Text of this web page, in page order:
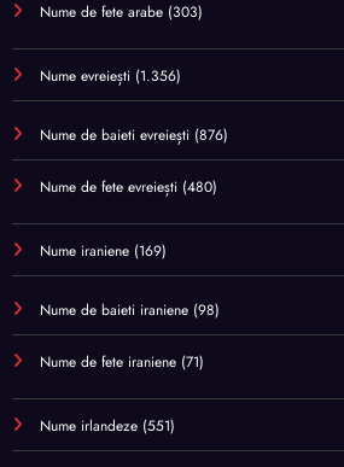
Nume de fete arabe (303)
Nume evreiești (1.356)
Nume de baieti evreiești (876)
Nume de fete evreiești (480)
Nume iraniene (169)
Nume de baieti iraniene (98)
Nume de fete iraniene (71)
Nume irlandeze (551)